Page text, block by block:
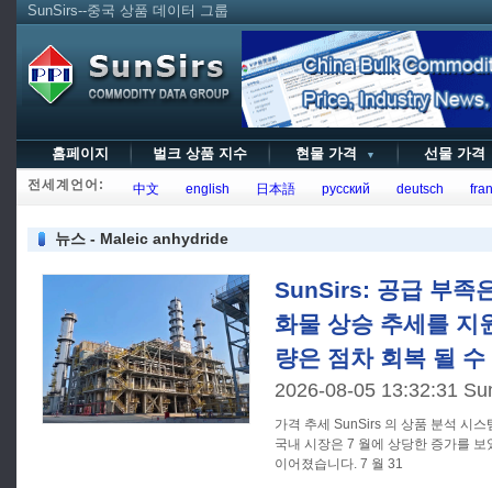
SunSirs--중국 상품 데이터 그룹
홈페이지 벌크 상품 지수 현물 가격 ▼ 선물 가
전세계언어: 中文 english 日本語 русский deutsch
뉴스 - Maleic anhydride
SunSirs: 공급 부족
화물 상승 추세를 지
량은 점차 회복 될
2026-08-05 13:32:31
가격 추세 SunSirs 의 상품 분석 시스템에 따르면, 말레이 무수화물의
국내 시장은 7 월에 상당한 증가를
이어졌습니다. 7 월 31